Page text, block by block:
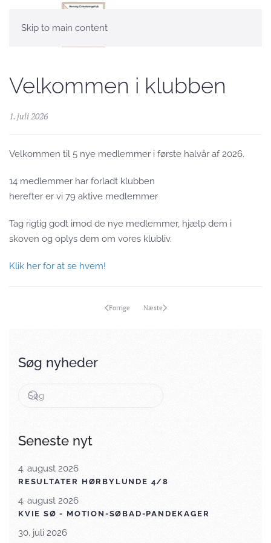
Skip to main content
Velkommen i klubben
1. juli 2026
Velkommen til 5 nye medlemmer i første halvår af 2026.
14 medlemmer har forladt klubben
herefter er vi 79 aktive medlemmer
Tag rigtig godt imod de nye medlemmer, hjælp dem i
skoven og oplys dem om vores klubliv.
Klik her for at se hvem!
Forrige Næste
Søg nyheder
Seneste nyt
4. august 2026
RESULTATER HØRBYLUNDE 4/8
4. august 2026
KVIE SØ - MOTION-SØBAD-PANDEKAGER
30. juli 2026